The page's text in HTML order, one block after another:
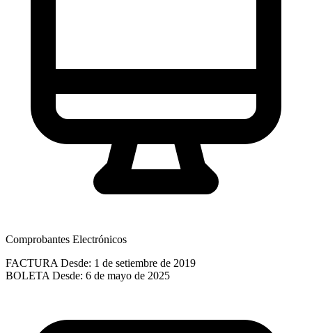
Comprobantes Electrónicos
FACTURA Desde: 1 de setiembre de 2019
BOLETA Desde: 6 de mayo de 2025